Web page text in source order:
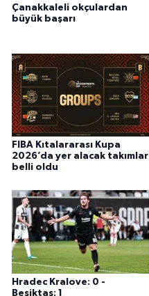
Çanakkaleli okçulardan
büyük başarı
FIBA Kıtalararası Kupa
2026’da yer alacak takımlar
belli oldu
Hradec Kralove: 0 -
Beşiktaş: 1